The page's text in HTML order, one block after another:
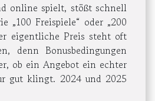
online spielt, stößt schnell
„100 Freispiele“ oder „200
eigentliche Preis steht oft
denn Bonusbedingungen
ob ein Angebot ein echter
gut klingt. 2024 und 2025